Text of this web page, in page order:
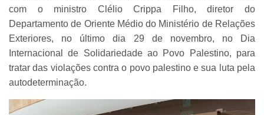
com o ministro Clélio Crippa Filho, diretor do
Departamento de Oriente Médio do Ministério de Relações
Exteriores, no último dia 29 de novembro, no Dia
Internacional de Solidariedade ao Povo Palestino, para
tratar das violações contra o povo palestino e sua luta pela
autodeterminação.